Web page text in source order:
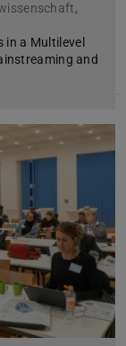
in a Multilevel
and